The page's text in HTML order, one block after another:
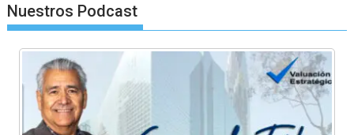
Nuestros Podcast